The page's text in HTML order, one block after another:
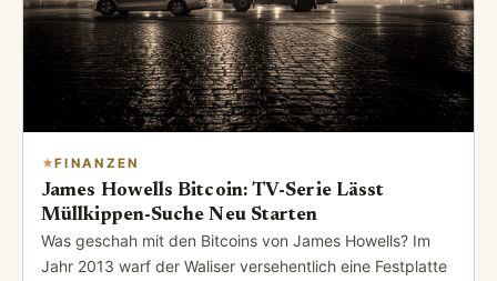
FINANZEN
James Howells Bitcoin: TV-Serie Lässt
Müllkippen-Suche Neu Starten
Was geschah mit den Bitcoins von James Howells? Im
Jahr 2013 warf der Waliser versehentlich eine Festplatte